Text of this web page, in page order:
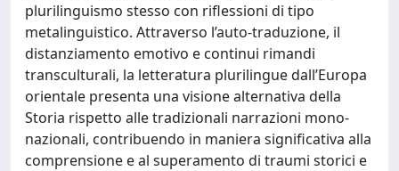
plurilinguismo stesso con riflessioni di tipo
metalinguistico. Attraverso l’auto-traduzione, il
distanziamento emotivo e continui rimandi
transculturali, la letteratura plurilingue dall’Europa
orientale presenta una visione alternativa della
Storia rispetto alle tradizionali narrazioni mono-
nazionali, contribuendo in maniera significativa alla
comprensione e al superamento di traumi storici e